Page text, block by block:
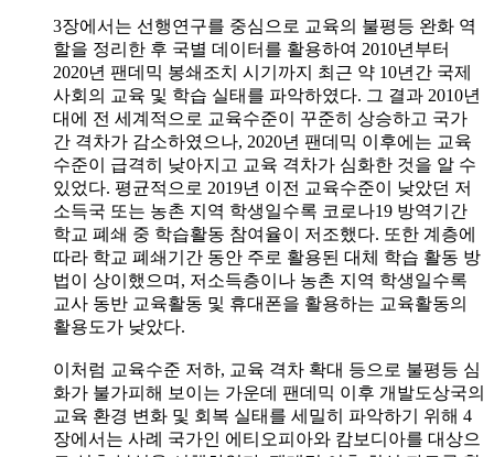
3장에서는 선행연구를 중심으로 교육의 불평등 완화 역
할을 정리한 후 국별 데이터를 활용하여 2010년부터
2020년 팬데믹 봉쇄조치 시기까지 최근 약 10년간 국제
사회의 교육 및 학습 실태를 파악하였다. 그 결과 2010년
대에 전 세계적으로 교육수준이 꾸준히 상승하고 국가
간 격차가 감소하였으나, 2020년 팬데믹 이후에는 교육
수준이 급격히 낮아지고 교육 격차가 심화한 것을 알 수
있었다. 평균적으로 2019년 이전 교육수준이 낮았던 저
소득국 또는 농촌 지역 학생일수록 코로나19 방역기간
학교 폐쇄 중 학습활동 참여율이 저조했다. 또한 계층에
따라 학교 폐쇄기간 동안 주로 활용된 대체 학습 활동 방
법이 상이했으며, 저소득층이나 농촌 지역 학생일수록
교사 동반 교육활동 및 휴대폰을 활용하는 교육활동의
활용도가 낮았다.
이처럼 교육수준 저하, 교육 격차 확대 등으로 불평등 심
화가 불가피해 보이는 가운데 팬데믹 이후 개발도상국의
교육 환경 변화 및 회복 실태를 세밀히 파악하기 위해 4
장에서는 사례 국가인 에티오피아와 캄보디아를 대상으